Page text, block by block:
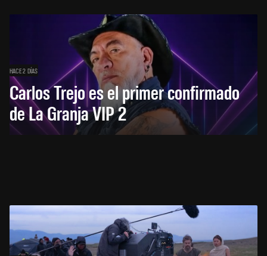
HACE 2 DÍAS
Carlos Trejo es el primer confirmado
de La Granja VIP 2